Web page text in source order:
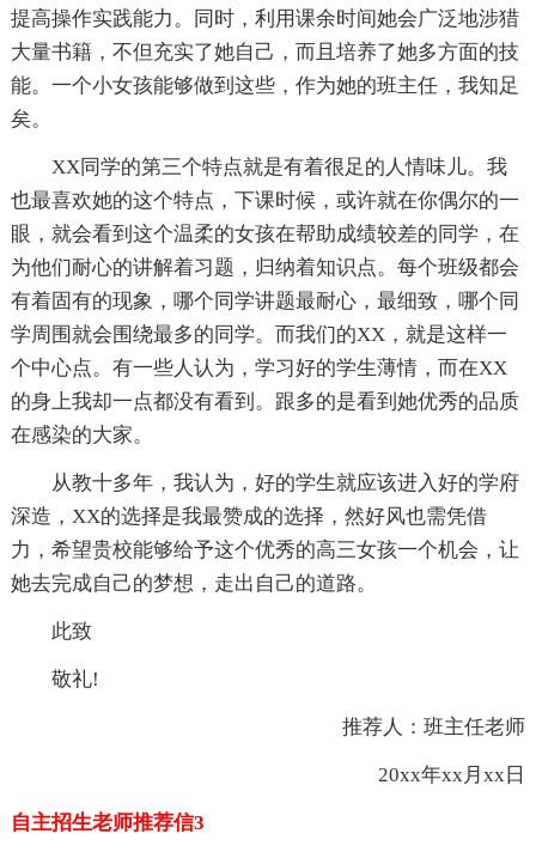
提高操作实践能力。同时，利用课余时间她会广泛地涉猎
大量书籍，不但充实了她自己，而且培养了她多方面的技
能。一个小女孩能够做到这些，作为她的班主任，我知足
矣。
XX同学的第三个特点就是有着很足的人情味儿。我
也最喜欢她的这个特点，下课时候，或许就在你偶尔的一
眼，就会看到这个温柔的女孩在帮助成绩较差的同学，在
为他们耐心的讲解着习题，归纳着知识点。每个班级都会
有着固有的现象，哪个同学讲题最耐心，最细致，哪个同
学周围就会围绕最多的同学。而我们的XX，就是这样一
个中心点。有一些人认为，学习好的学生薄情，而在XX
的身上我却一点都没有看到。跟多的是看到她优秀的品质
在感染的大家。
从教十多年，我认为，好的学生就应该进入好的学府
深造，XX的选择是我最赞成的选择，然好风也需凭借
力，希望贵校能够给予这个优秀的高三女孩一个机会，让
她去完成自己的梦想，走出自己的道路。
此致
敬礼!
推荐人：班主任老师
20xx年xx月xx日
自主招生老师推荐信3